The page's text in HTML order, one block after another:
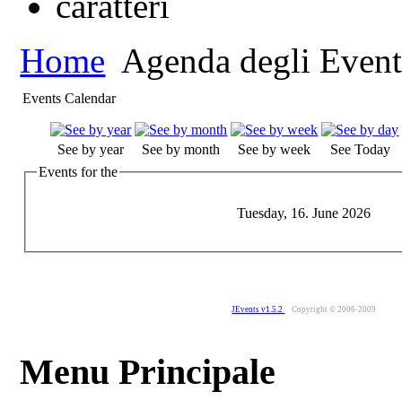
Home Agenda degli
Events Calendar
See by year See by month See by week
See Today
Events for the
Tuesday, 16. June 2026
JEvents v1.5.2 Copyright © 2006-2009
Menu Principale